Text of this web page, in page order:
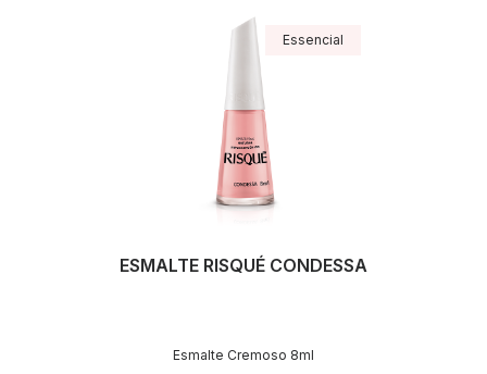
Essencial
ESMALTE RISQUÉ CONDESSA
Esmalte Cremoso 8ml